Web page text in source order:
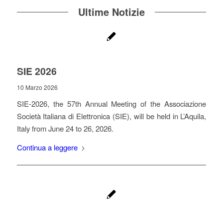
Ultime Notizie
SIE 2026
10 Marzo 2026
SIE-2026, the 57th Annual Meeting of the Associazione
Società Italiana di Elettronica (SIE), will be held in L’Aquila,
Italy from June 24 to 26, 2026.
Continua a leggere